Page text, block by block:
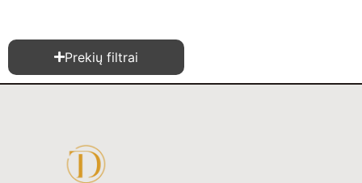
Prekių filtrai